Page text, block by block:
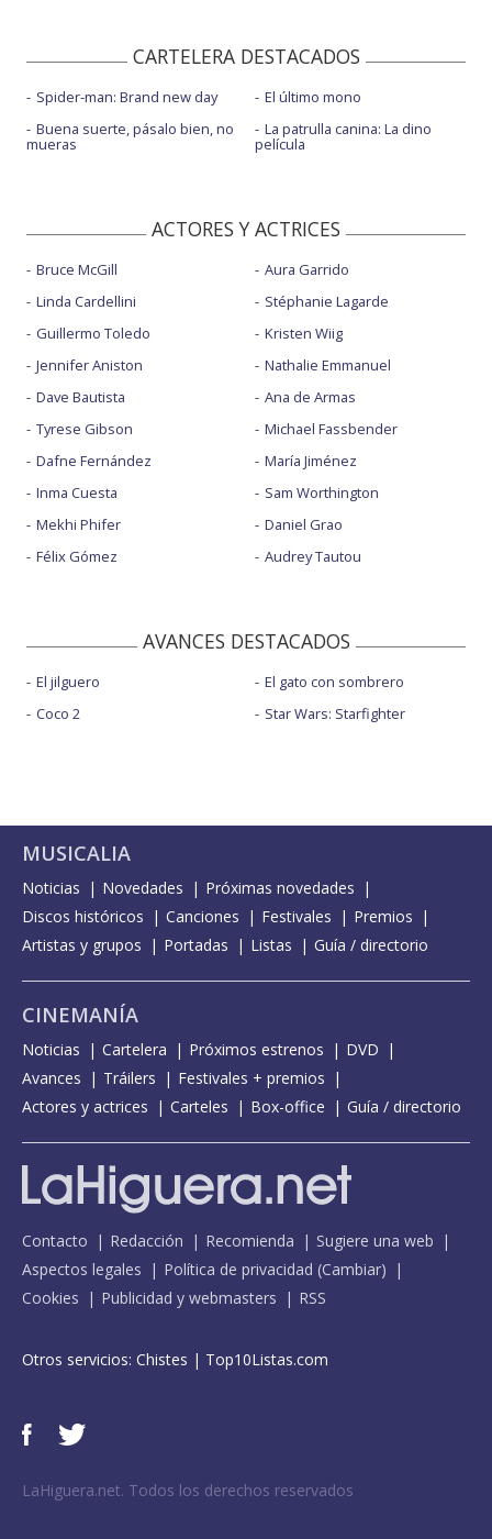
CARTELERA DESTACADOS
Spider-man: Brand new day
Buena suerte, pásalo bien, no
mueras
El último mono
La patrulla canina: La dino
película
ACTORES Y ACTRICES
Bruce McGill
Linda Cardellini
Guillermo Toledo
Jennifer Aniston
Dave Bautista
Tyrese Gibson
Dafne Fernández
Inma Cuesta
Mekhi Phifer
Félix Gómez
Aura Garrido
Stéphanie Lagarde
Kristen Wiig
Nathalie Emmanuel
Ana de Armas
Michael Fassbender
María Jiménez
Sam Worthington
Daniel Grao
Audrey Tautou
AVANCES DESTACADOS
El jilguero
Coco 2
El gato con sombrero
Star Wars: Starfighter
MUSICALIA
Noticias Novedades
Próximas novedades
Discos históricos
Canciones Festivales
Premios
Artistas y grupos
Portadas Listas Guía / directorio
CINEMANÍA
Noticias Cartelera Próximos estrenos
DVD
Avances
Tráilers
Festivales + premios
Actores y actrices
Carteles Box-office Guía / directorio
Contacto Redacción Recomienda
Sugiere una web
Aspectos legales
Política de privacidad (Cambiar)
Cookies
Publicidad y webmasters RSS
Otros servicios: Chistes | Top10Listas.com
LaHiguera.net. Todos los derechos reservados